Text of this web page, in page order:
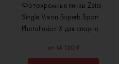
Фотохромные линзы Zeiss
Single Vision Superb Sport
PhotoFusion X для спорта
от 14 120 ₽